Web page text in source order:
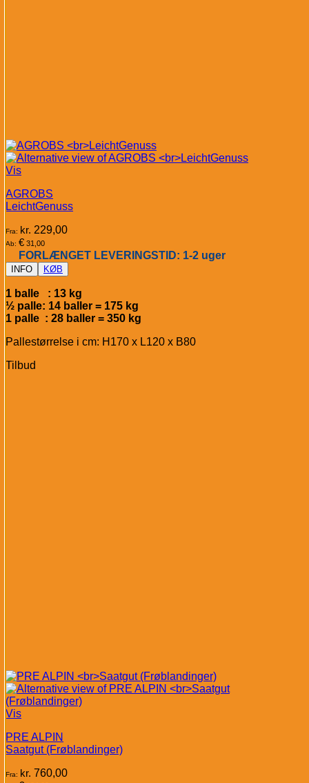
Vis
AGROBS
LeichtGenuss
Fra: kr. 229,00
Ab: € 31,00
FORLÆNGET LEVERINGSTID: 1-2 uger
INFO KØB
1 balle : 13 kg
½ palle: 14 baller = 175 kg
1 palle : 28 baller = 350 kg
Pallestørrelse i cm: H170 x L120 x B80
Tilbud
Vis
PRE ALPIN
Saatgut (Frøblandinger)
Fra: kr. 760,00